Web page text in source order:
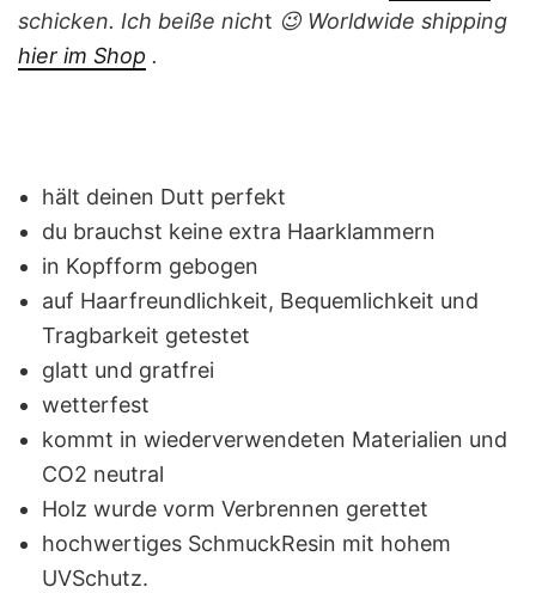
schicken. Ich beiße nicht 😉 Worldwide shipping
hier im Shop .
hält deinen Dutt perfekt
du brauchst keine extra Haarklammern
in Kopfform gebogen
auf Haarfreundlichkeit, Bequemlichkeit und
Tragbarkeit getestet
glatt und gratfrei
wetterfest
kommt in wiederverwendeten Materialien und
CO2 neutral
Holz wurde vorm Verbrennen gerettet
hochwertiges SchmuckResin mit hohem
UVSchutz.